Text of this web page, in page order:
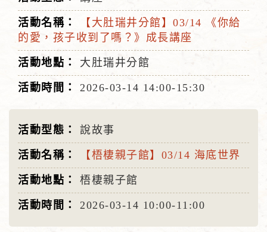
【大肚瑞井分館】03/14 《你給
的愛，孩子收到了嗎？》成長講座
大肚瑞井分館
2026-03-14 14:00-15:30
說故事
【梧棲親子館】03/14 海底世界
梧棲親子館
2026-03-14 10:00-11:00